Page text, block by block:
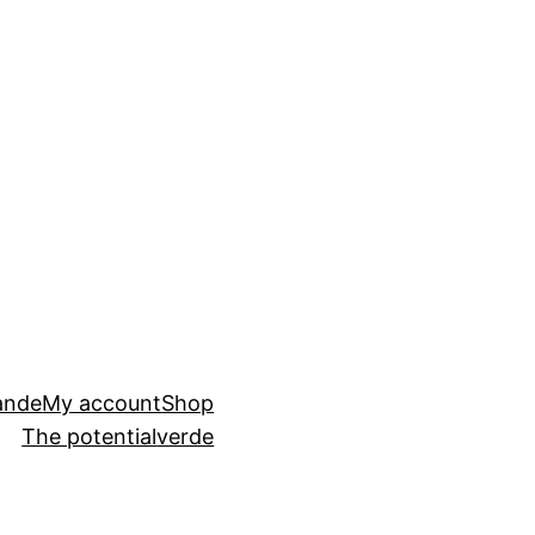
My accountShop
The potentialverde